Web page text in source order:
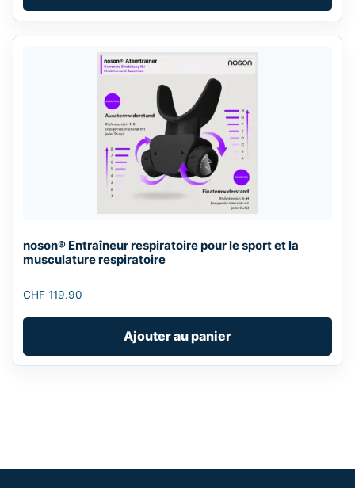
noson® Entraîneur respiratoire pour le sport et la
musculature respiratoire
CHF 119.90
Ajouter au panier